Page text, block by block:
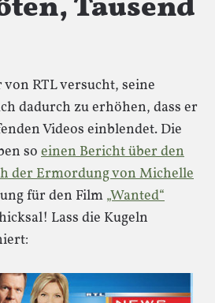
Tausend
RTL versucht, seine
dadurch zu erhöhen, dass er
Videos einblendet. Die
so einen Bericht über den
der Ermordung von Michelle
für den Film „Wanted“
Lass die Kugeln